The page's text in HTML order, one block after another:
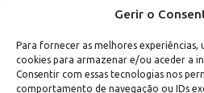
Gerir o
Para fornecer as melhores experiências,
cookies para armazenar e/ou aceder a
Consentir com essas tecnologias nos
comportamento de navegação ou IDs